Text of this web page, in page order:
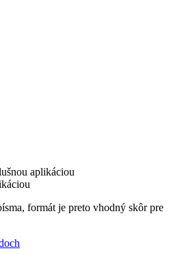
aplikáciou
formát je preto vhodný skôr pre